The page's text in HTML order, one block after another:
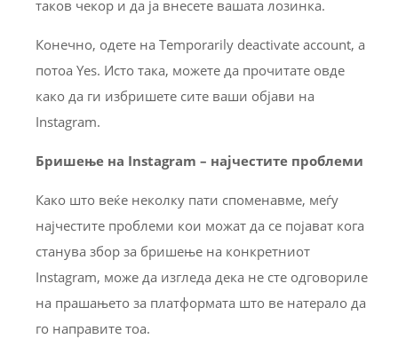
таков чекор и да ја внесете вашата лозинка.
Конечно, одете на Temporarily deactivate account, а
потоа Yes. Исто така, можете да прочитате овде
како да ги избришете сите ваши објави на
Instagram.
Бришење на Instagram – најчестите проблеми
Како што веќе неколку пати споменавме, меѓу
најчестите проблеми кои можат да се појават кога
станува збор за бришење на конкретниот
Instagram, може да изгледа дека не сте одговориле
на прашањето за платформата што ве натерало да
го направите тоа.